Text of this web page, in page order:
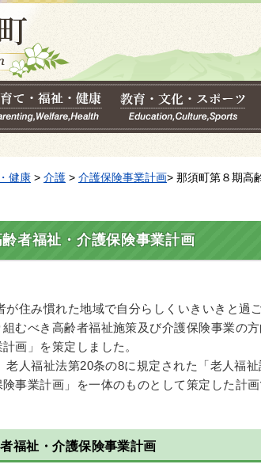
健康 > 介護 > 介護保険事業計画> 那須町第８期高
者福祉・介護保険事業計画
が住み慣れた地域で自分らしくいきいきと過
むべき高齢者福祉施策及び介護保険事業の
画」を策定しました。
老人福祉法第20条の8に規定された「老人福
事業計画」を一体のものとして策定した計画
福祉・介護保険事業計画